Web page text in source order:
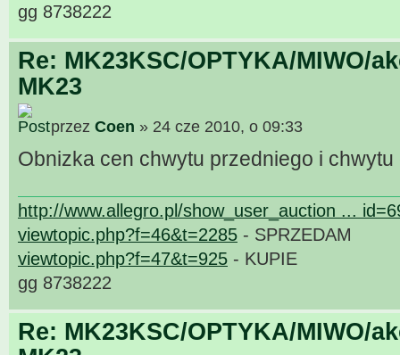
gg 8738222
Re: MK23KSC/OPTYKA/MIWO/
MK23
przez Coen » 24 cze 2010, o 09:33
Obnizka cen chwytu przedniego i
http://www.allegro.pl/show_user_auction ...
viewtopic.php?f=46&t=2285 - SPRZEDAM
viewtopic.php?f=47&t=925 - KUPIE
gg 8738222
Re: MK23KSC/OPTYKA/MIWO/